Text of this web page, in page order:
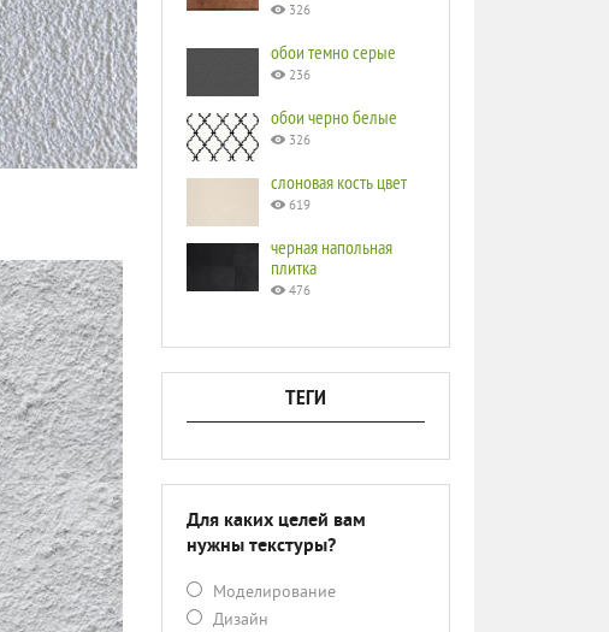
326
обои темно серые
236
обои черно белые
326
слоновая кость цвет
619
черная напольная
плитка
476
ТЕГИ
Для каких целей вам
нужны текстуры?
Моделирование
Дизайн